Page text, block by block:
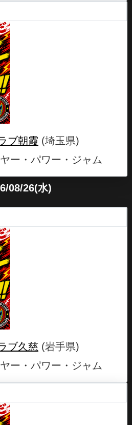
ブ朝霞 (埼玉県)
ー・パワー・ジャム
08/26(水)
ブ久慈 (岩手県)
ー・パワー・ジャム